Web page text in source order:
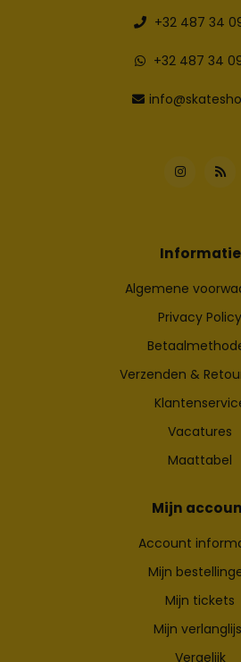
+32 487 34
+32 487 34
Informatie
Algemene
Privacy Policy
Verzenden &
Vacatures
Maattabel
Mijn
Account
Mijn
Mijn tickets
Mijn
Vergelijk